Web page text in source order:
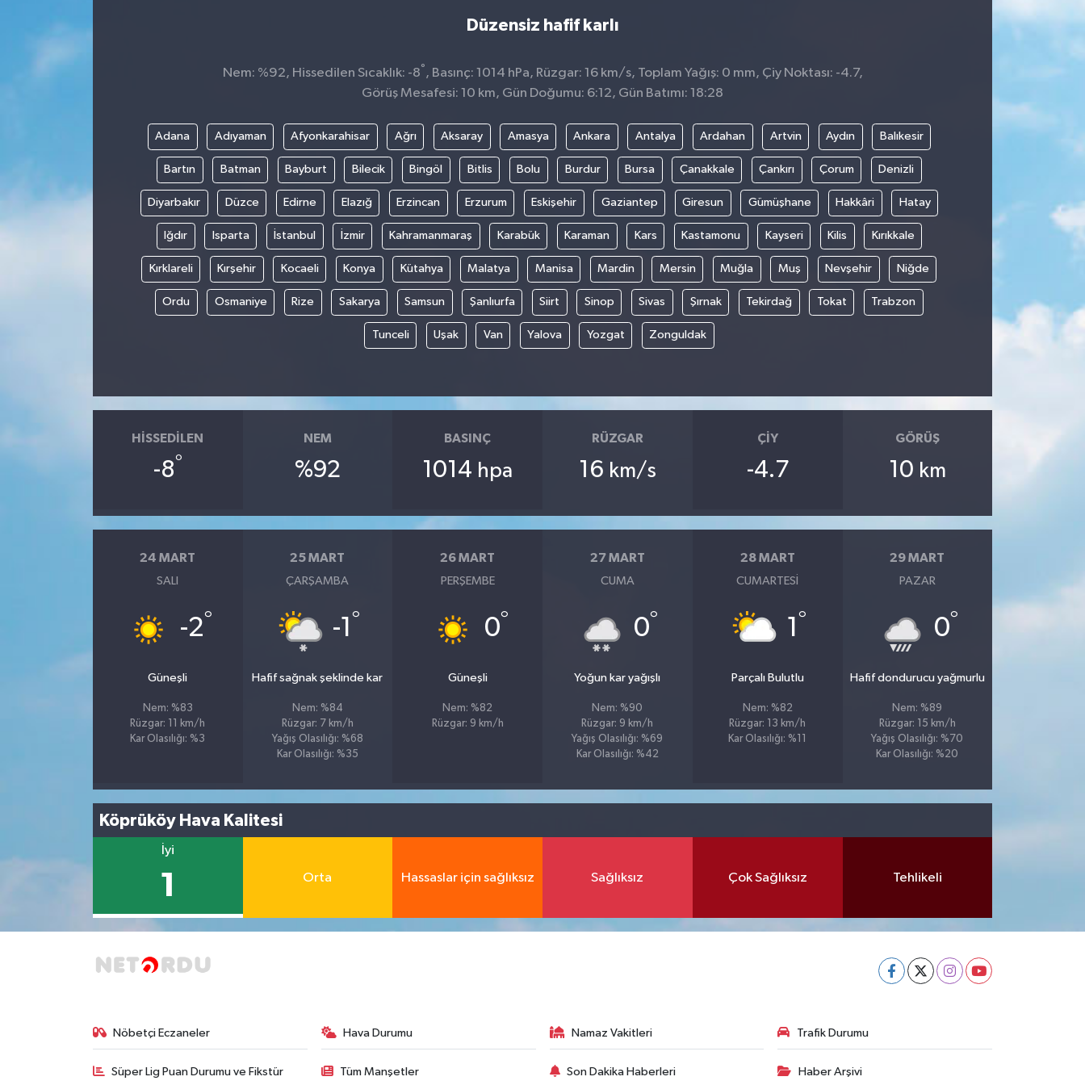
Düzensiz hafif karlı
Nem: %92, Hissedilen Sıcaklık: -8° , Basınç: 1014 hPa, Rüzgar: 16 km/s, Toplam Yağış: 0 mm, Çiy Noktası: -4.7,
Görüş Mesafesi: 10 km, Gün Doğumu: 6:12, Gün Batımı: 18:28
Adana Adıyaman Afyonkarahisar Ağrı Aksaray Amasya Ankara Antalya Ardahan Artvin Aydın Balıkesir
Bartın Batman Bayburt Bilecik Bingöl Bitlis Bolu Burdur Bursa Çanakkale Çankırı Çorum Denizli
Diyarbakır Düzce Edirne Elazığ Erzincan Erzurum Eskişehir Gaziantep Giresun Gümüşhane Hakkâri Hatay
Iğdır Isparta İstanbul İzmir Kahramanmaraş Karabük Karaman Kars Kastamonu Kayseri Kilis Kırıkkale
Kırklareli Kırşehir Kocaeli Konya Kütahya Malatya Manisa Mardin Mersin Muğla Muş Nevşehir Niğde
Ordu Osmaniye Rize Sakarya Samsun Şanlıurfa Siirt Sinop Sivas Şırnak Tekirdağ Tokat Trabzon
Tunceli Uşak Van Yalova Yozgat Zonguldak
HISSEDILEN
-8°
NEM
%92
BASINÇ
1014 hpa
RÜZGAR
16 km/s
ÇIY
-4.7
GÖRÜŞ
10 km
24 MART
SALI
-2°
Güneşli
Nem: %83
Rüzgar: 11 km/h
Kar Olasılığı: %3
25 MART
ÇARŞAMBA
-1 °
Hafif sağnak şeklinde kar
Nem: %84
Rüzgar: 7 km/h
Yağış Olasılığı: %68
Kar Olasılığı: %35
26 MART
PERŞEMBE
0°
Güneşli
Nem: %82
Rüzgar: 9 km/h
27 MART
CUMA
0°
Yoğun kar yağışlı
Nem: %90
Rüzgar: 9 km/h
Yağış Olasılığı: %69
Kar Olasılığı: %42
28 MART
CUMARTESI
1 °
Parçalı Bulutlu
Nem: %82
Rüzgar: 13 km/h
Kar Olasılığı: %11
29 MART
PAZAR
0°
Hafif dondurucu yağmurlu
Nem: %89
Rüzgar: 15 km/h
Yağış Olasılığı: %70
Kar Olasılığı: %20
Köprüköy Hava Kalitesi
İyi
1 Orta Hassaslar için sağlıksız Sağlıksız Çok Sağlıksız Tehlikeli
Nöbetçi Eczaneler Hava Durumu Namaz Vakitleri Trafik Durumu
Süper Lig Puan Durumu ve Fikstür Tüm Manşetler Son Dakika Haberleri Haber Arşivi
KADIN
OTOMOBİL